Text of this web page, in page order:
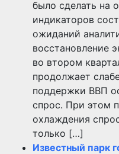
было сделать на
индикаторов
ожиданий
восстановление
во втором
продолжает
поддержки ВВП
спрос. При этом
охлаждения
только […]
Известный парк